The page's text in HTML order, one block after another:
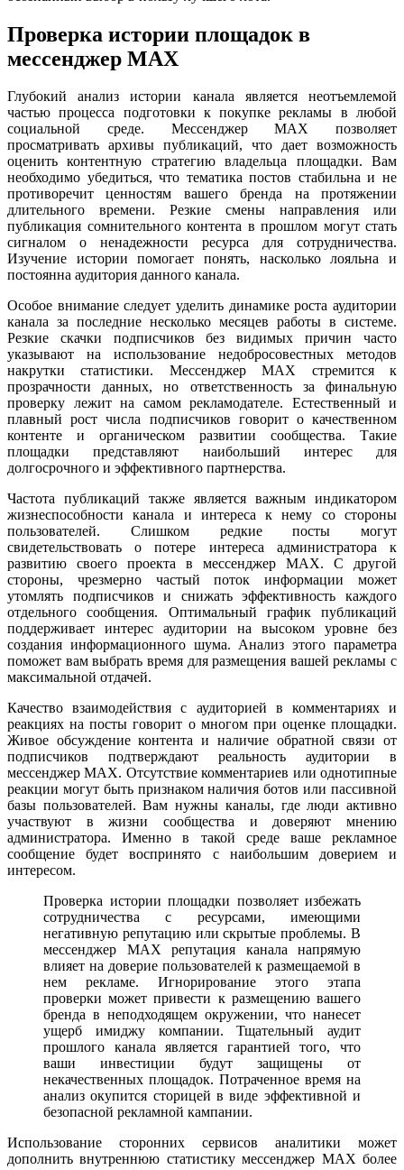
Проверка истории площадок в
мессенджер MAX
Глубокий анализ истории канала является неотъемлемой
частью процесса подготовки к покупке рекламы в любой
социальной среде. Мессенджер MAX позволяет
просматривать архивы публикаций, что дает возможность
оценить контентную стратегию владельца площадки. Вам
необходимо убедиться, что тематика постов стабильна и не
противоречит ценностям вашего бренда на протяжении
длительного времени. Резкие смены направления или
публикация сомнительного контента в прошлом могут стать
сигналом о ненадежности ресурса для сотрудничества.
Изучение истории помогает понять, насколько лояльна и
постоянна аудитория данного канала.
Особое внимание следует уделить динамике роста аудитории
канала за последние несколько месяцев работы в системе.
Резкие скачки подписчиков без видимых причин часто
указывают на использование недобросовестных методов
накрутки статистики. Мессенджер MAX стремится к
прозрачности данных, но ответственность за финальную
проверку лежит на самом рекламодателе. Естественный и
плавный рост числа подписчиков говорит о качественном
контенте и органическом развитии сообщества. Такие
площадки представляют наибольший интерес для
долгосрочного и эффективного партнерства.
Частота публикаций также является важным индикатором
жизнеспособности канала и интереса к нему со стороны
пользователей. Слишком редкие посты могут
свидетельствовать о потере интереса администратора к
развитию своего проекта в мессенджер MAX. С другой
стороны, чрезмерно частый поток информации может
утомлять подписчиков и снижать эффективность каждого
отдельного сообщения. Оптимальный график публикаций
поддерживает интерес аудитории на высоком уровне без
создания информационного шума. Анализ этого параметра
поможет вам выбрать время для размещения вашей рекламы с
максимальной отдачей.
Качество взаимодействия с аудиторией в комментариях и
реакциях на посты говорит о многом при оценке площадки.
Живое обсуждение контента и наличие обратной связи от
подписчиков подтверждают реальность аудитории в
мессенджер MAX. Отсутствие комментариев или однотипные
реакции могут быть признаком наличия ботов или пассивной
базы пользователей. Вам нужны каналы, где люди активно
участвуют в жизни сообщества и доверяют мнению
администратора. Именно в такой среде ваше рекламное
сообщение будет воспринято с наибольшим доверием и
интересом.
Проверка истории площадки позволяет избежать
сотрудничества с ресурсами, имеющими
негативную репутацию или скрытые проблемы. В
мессенджер MAX репутация канала напрямую
влияет на доверие пользователей к размещаемой в
нем рекламе. Игнорирование этого этапа
проверки может привести к размещению вашего
бренда в неподходящем окружении, что нанесет
ущерб имиджу компании. Тщательный аудит
прошлого канала является гарантией того, что
ваши инвестиции будут защищены от
некачественных площадок. Потраченное время на
анализ окупится сторицей в виде эффективной и
безопасной рекламной кампании.
Использование сторонних сервисов аналитики может
дополнить внутреннюю статистику мессенджер MAX более